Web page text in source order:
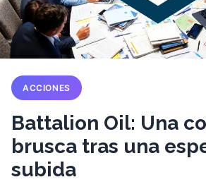
ACCIONES
Battalion Oil: Una
brusca tras una
subida